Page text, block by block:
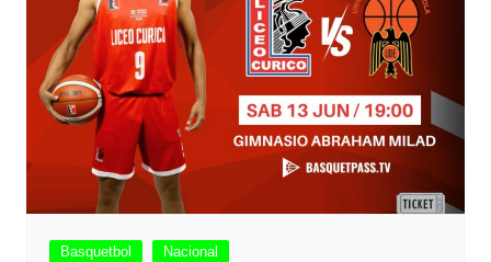
Basquetbol Nacional